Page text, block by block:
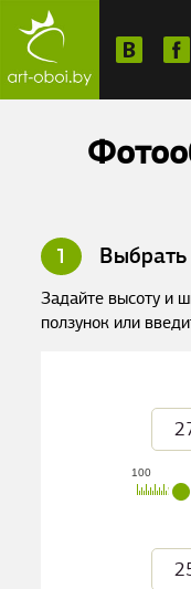
1
Задайте высоту и
ползунок или
100